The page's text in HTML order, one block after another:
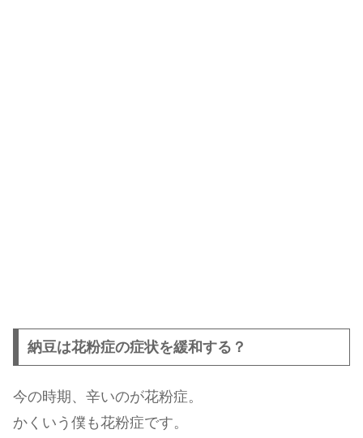
納豆は花粉症の症状を緩和する？
今の時期、辛いのが花粉症。
かくいう僕も花粉症です。